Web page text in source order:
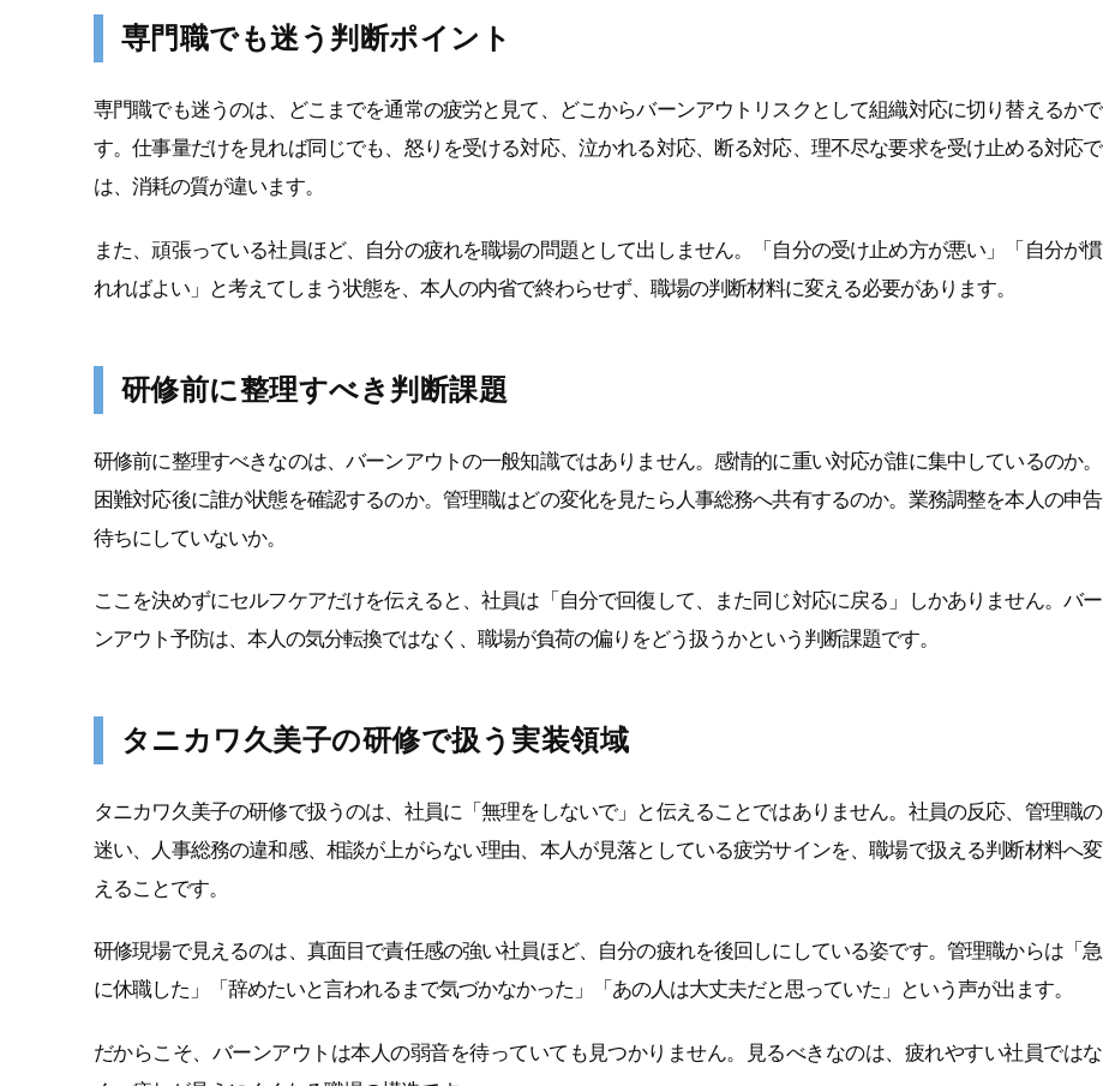
専門職でも迷う判断ポイント
専門職でも迷うのは、どこまでを通常の疲労と見て、どこからバーンアウトリスクとして組織対応に切り替えるかで
す。仕事量だけを見れば同じでも、怒りを受ける対応、泣かれる対応、断る対応、理不尽な要求を受け止める対応で
は、消耗の質が違います。
また、頑張っている社員ほど、自分の疲れを職場の問題として出しません。「自分の受け止め方が悪い」「自分が慣
れればよい」と考えてしまう状態を、本人の内省で終わらせず、職場の判断材料に変える必要があります。
研修前に整理すべき判断課題
研修前に整理すべきなのは、バーンアウトの一般知識ではありません。感情的に重い対応が誰に集中しているのか。
困難対応後に誰が状態を確認するのか。管理職はどの変化を見たら人事総務へ共有するのか。業務調整を本人の申告
待ちにしていないか。
ここを決めずにセルフケアだけを伝えると、社員は「自分で回復して、また同じ対応に戻る」しかありません。バー
ンアウト予防は、本人の気分転換ではなく、職場が負荷の偏りをどう扱うかという判断課題です。
タニカワ久美子の研修で扱う実装領域
タニカワ久美子の研修で扱うのは、社員に「無理をしないで」と伝えることではありません。社員の反応、管理職の
迷い、人事総務の違和感、相談が上がらない理由、本人が見落としている疲労サインを、職場で扱える判断材料へ変
えることです。
研修現場で見えるのは、真面目で責任感の強い社員ほど、自分の疲れを後回しにしている姿です。管理職からは「急
に休職した」「辞めたいと言われるまで気づかなかった」「あの人は大丈夫だと思っていた」という声が出ます。
だからこそ、バーンアウトは本人の弱音を待っていても見つかりません。見るべきなのは、疲れやすい社員ではな